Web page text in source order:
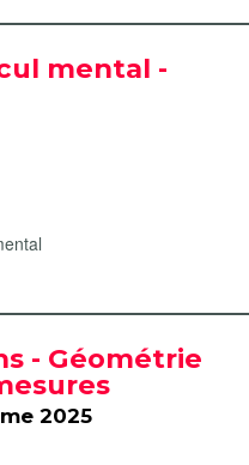
mental -
- Géométrie
2025